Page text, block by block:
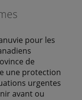
pour les
de
une protection
urgentes
avant ou